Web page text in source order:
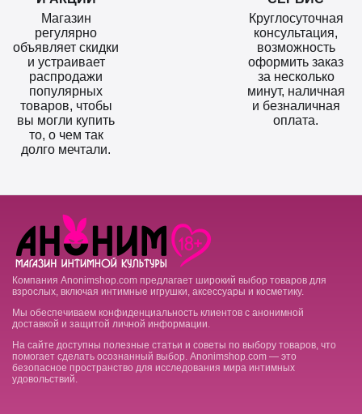
Магазин
регулярно
объявляет скидки
и устраивает
распродажи
популярных
товаров, чтобы
вы могли купить
то, о чем так
долго мечтали.
Круглосуточная
консультация,
возможность
оформить заказ
за несколько
минут, наличная
и безналичная
оплата.
Компания Anonimshop.com предлагает широкий выбор товаров для
взрослых, включая интимные игрушки, аксессуары и косметику.
Мы обеспечиваем конфиденциальность клиентов с анонимной
доставкой и защитой личной информации.
На сайте доступны полезные статьи и советы по выбору товаров, что
помогает сделать осознанный выбор. Anonimshop.com — это
безопасное пространство для исследования мира интимных
удовольствий.